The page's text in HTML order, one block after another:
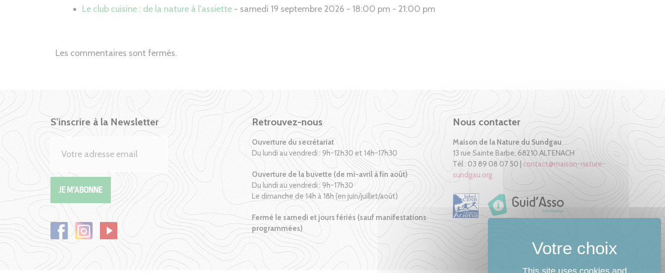
Le club cuisine : de la nature à l'assiette - samedi 19 septembre 2026 - 18:00 pm - 21:00 pm
Les commentaires sont fermés.
S'inscrire à la Newsletter Retrouvez-nous
Ouverture du secrétariat
Du lundi au vendredi : 9h-12h30 et 14h-17h30
Ouverture de la buvette (de mi-avril à fin août)
Du lundi au vendredi : 9h-17h30
Le dimanche de 14h à 18h (en juin/juillet/août)
Fermé le samedi et jours fériés (sauf manifestations
programmées)
Nous contacter
Maison de la Nature du Sundgau
13 rue Sainte Barbe, 68210 ALTENACH
Tél : 03 89 08 07 50 |contact@maison-nature-
sundgau.org
This site uses cookies and